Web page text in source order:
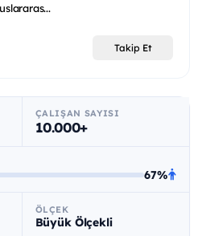
Takip Et
ÇALIŞAN SAYISI
10.000+
67%
ÖLÇEK
Büyük Ölçekli